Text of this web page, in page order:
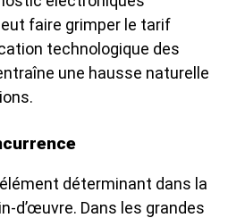
faire grimper le tarif
technologique des
une hausse naturelle
déterminant dans la
d’œuvre. Dans les grandes